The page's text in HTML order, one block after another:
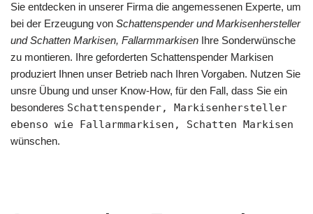
Sie entdecken in unserer Firma die angemessenen Experte, um
bei der Erzeugung von Schattenspender und Markisenhersteller
und Schatten Markisen, Fallarmmarkisen Ihre Sonderwünsche
zu montieren. Ihre geforderten Schattenspender Markisen
produziert Ihnen unser Betrieb nach Ihren Vorgaben. Nutzen Sie
unsre Übung und unser Know-How, für den Fall, dass Sie ein
besonderes Schattenspender, Markisenhersteller
ebenso wie Fallarmmarkisen, Schatten Markisen
wünschen.